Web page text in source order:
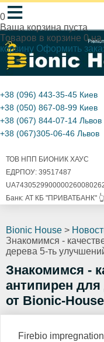
0
Ваша корзина пуста
Товаров в корзине 0
корзину Оформить
≡
+38 (096) 443-35-45 Киев
+38 (050) 867-08-99 Киев
+38 (067) 844-07-14 Львов
+38 (067)305-06-46 Львов
ТОВ НПП БИОНИК ХАУС
ЕДРПОУ: 39517487
Банк: АТ КБ "ПРИВАТБАНК" 👆
Bionic House >
Знакомимся -
дерева 5-ть
Знакомимся -
антипирен
от Bionic-House
Firebio